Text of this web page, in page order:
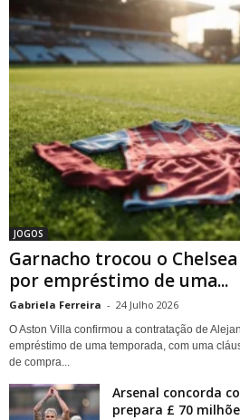
JOGOS
Garnacho trocou o
por empréstimo de uma...
Gabriela Ferreira - 24 Julho 2026
O Aston Villa confirmou a contratação de
empréstimo de uma temporada, com uma
de compra...
Arsenal concorda
prepara £ 70